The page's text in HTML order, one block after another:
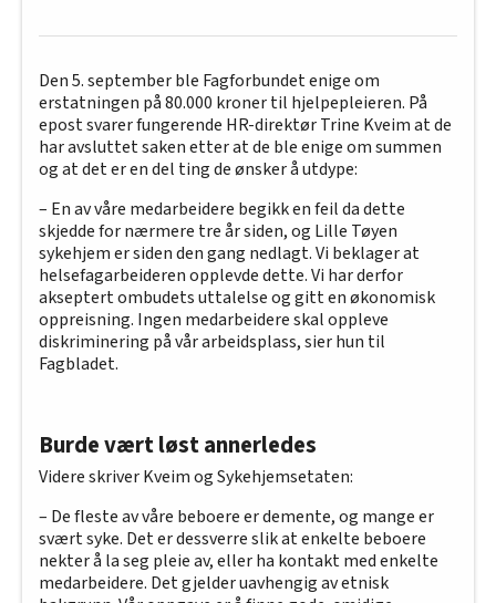
Den 5. september ble Fagforbundet enige om
erstatningen på 80.000 kroner til hjelpepleieren. På
epost svarer fungerende HR-direktør Trine Kveim at de
har avsluttet saken etter at de ble enige om summen
og at det er en del ting de ønsker å utdype:
– En av våre medarbeidere begikk en feil da dette
skjedde for nærmere tre år siden, og Lille Tøyen
sykehjem er siden den gang nedlagt. Vi beklager at
helsefagarbeideren opplevde dette. Vi har derfor
akseptert ombudets uttalelse og gitt en økonomisk
oppreisning. Ingen medarbeidere skal oppleve
diskriminering på vår arbeidsplass, sier hun til
Fagbladet.
Burde vært løst annerledes
Videre skriver Kveim og Sykehjemsetaten:
– De fleste av våre beboere er demente, og mange er
svært syke. Det er dessverre slik at enkelte beboere
nekter å la seg pleie av, eller ha kontakt med enkelte
medarbeidere. Det gjelder uavhengig av etnisk